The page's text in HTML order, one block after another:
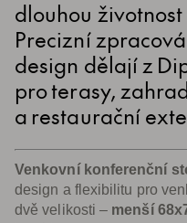
dlouhou
Precizní
design dělají z
pro terasy,
a restaurační
Venkovní konferenční
design a flexibilitu pro
dvě velikosti – menší